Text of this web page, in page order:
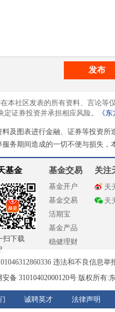
发布
本社区发表的所有资料、言论等
证券投资并承担相应风险。
《
及图表进行金融、证券等投资
务期间造成的一切不便与损失，
基金
扫下载
基金交易
基金开户
基金交易
活期宝
基金产品
稳健理财
关注
天
天
违法和不良信息举
备 31010402000120号版权所有:
诚聘英才 法律声明